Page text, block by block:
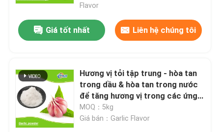
Flavor
Giá tốt nhất Liên hệ chúng tôi
Hương vị tỏi tập trung - hòa tan
trong dầu & hòa tan trong nước
để tăng hương vị trong các ứng
dụng thực phẩm ngon
MOQ：5kg
Giá bán：Garlic Flavor